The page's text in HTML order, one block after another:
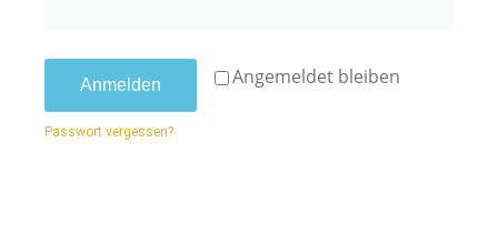
Angemeldet bleiben
Anmelden
Passwort vergessen?